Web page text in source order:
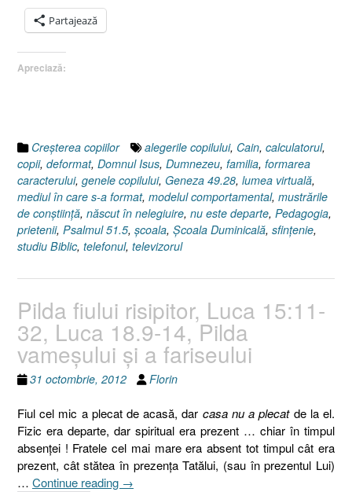
tipuri
Partajează
Apreciază:
Creşterea copiilor alegerile copilului, Cain, calculatorul,
copii, deformat, Domnul Isus, Dumnezeu, familia, formarea
caracterului, genele copilului, Geneza 49.28, lumea virtuală,
mediul în care s-a format, modelul comportamental, mustrările
de conştiinţă, născut în nelegiuire, nu este departe, Pedagogia,
prietenii, Psalmul 51.5, şcoala, Şcoala Duminicală, sfinţenie,
studiu Biblic, telefonul, televizorul
Pilda fiului risipitor, Luca 15:11-
32, Luca 18.9-14, Pilda
vameşului şi a fariseului
31 octombrie, 2012 Florin
Fiul cel mic a plecat de acasă, dar casa nu a plecatde la el.
Fizic era departe, dar spiritual era prezent … chiar în timpul
absenţei ! Fratele cel mai mare era absent tot timpul cât era
prezent, cât stătea în prezenţa Tatălui, (sau în prezentul Lui)
… Continue reading „Pilda
→